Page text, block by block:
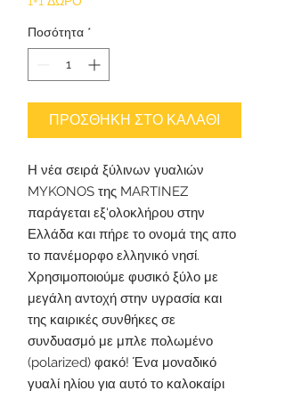
Ποσότητα *
ΠΡΟΣΘΗΚΗ ΣΤΟ ΚΑΛΑΘΙ
Η νέα σειρά ξύλινων γυαλιών
MYKONOS της MARTINEZ
παράγεται εξ'ολοκλήρου στην
Ελλάδα και πήρε το ονομά της απο
το πανέμορφο ελληνικό νησί.
Χρησιμοποιούμε φυσικό ξύλο με
μεγάλη αντοχή στην υγρασία και
της καιρικές συνθήκες σε
συνδυασμό με μπλε πολωμένο
(polarized) φακό! Ένα μοναδικό
γυαλί ηλίου για αυτό το καλοκαίρι